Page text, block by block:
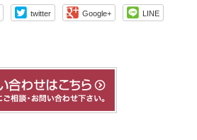
twitter Google+ LINE